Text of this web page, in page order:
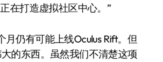
在打造虚拟社区中心。”
仍有可能上线Oculus Rift。但
的东西。虽然我们不清楚这项